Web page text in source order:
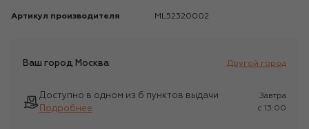
Артикул производителя ML52320002
Ваш город Москва Другой город
Доступно в одном из 6 пунктов выдачи
Подробнее
Завтра
c 13:00